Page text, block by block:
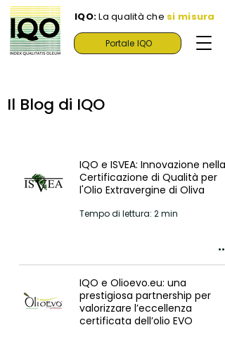
IQO:La qualità che si misura
Portale IQO
Il Blog di IQO
IQO e ISVEA: Innovazione nella
Certificazione di Qualità per
l'Olio Extravergine di Oliva
Tempo di lettura: 2 min
IQO e Olioevo.eu: una
prestigiosa partnership per
valorizzare l’eccellenza
certificata dell’olio EVO